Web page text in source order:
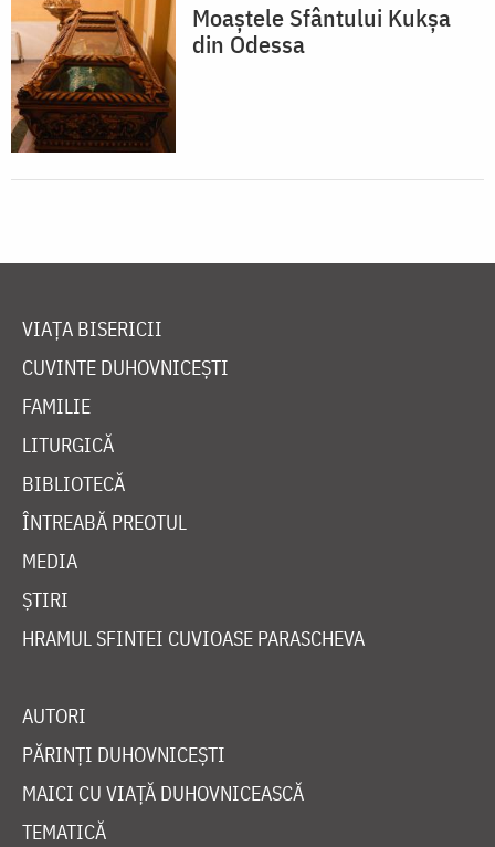
Moaștele Sfântului Kukşa
din Odessa
VIAȚA BISERICII
CUVINTE DUHOVNICEȘTI
FAMILIE
LITURGICĂ
BIBLIOTECĂ
ÎNTREABĂ PREOTUL
MEDIA
ȘTIRI
HRAMUL SFINTEI CUVIOASE PARASCHEVA
AUTORI
PĂRINȚI DUHOVNICEȘTI
MAICI CU VIAȚĂ DUHOVNICEASCĂ
TEMATICĂ